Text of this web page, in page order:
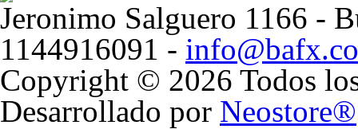
Jeronimo Salguero 1166 -
1144916091 -
Copyright © 2026 Todos
Desarrollado por Neostore®